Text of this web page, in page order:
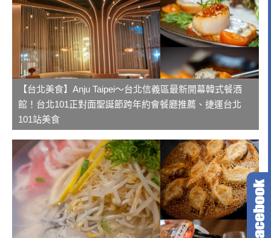
【台北美食】Anju Taipei～台北信義區最新開幕韓式餐酒
館！台北101正對面聖誕節跨年約會餐廳推薦、捷運台北
101站美食